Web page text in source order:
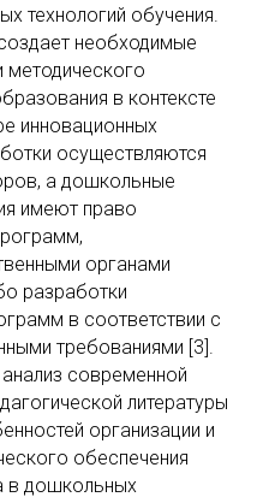
технологий обучения.
необходимые
методического
в контексте
инновационных
осуществляются
а дошкольные
имеют право
органами
разработки
в соответствии с
требованиями [3].
современной
литературы
организации и
обеспечения
в дошкольных